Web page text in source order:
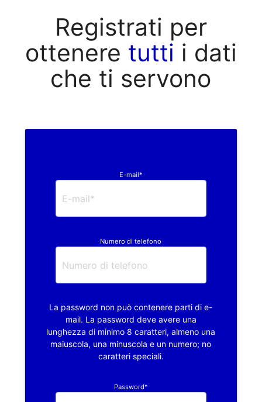
Registrati per
ottenere tutti i dati
che ti servono
E-mail*
Numero di telefono
La password non può contenere parti di e-
mail. La password deve avere una
lunghezza di minimo 8 caratteri, almeno una
maiuscola, una minuscola e un numero; no
caratteri speciali.
Password*